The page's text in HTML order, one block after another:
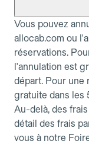
Vous pouvez
allocab.com ou
réservations.
l'annulation est
départ. Pour une
gratuite dans les
Au-delà, des
détail des frais
vous à notre